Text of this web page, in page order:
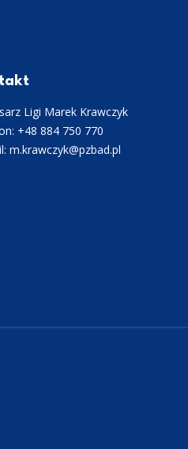
Ligi Marek Krawczyk
+48 884 750 770
m.krawczyk@pzbad.pl